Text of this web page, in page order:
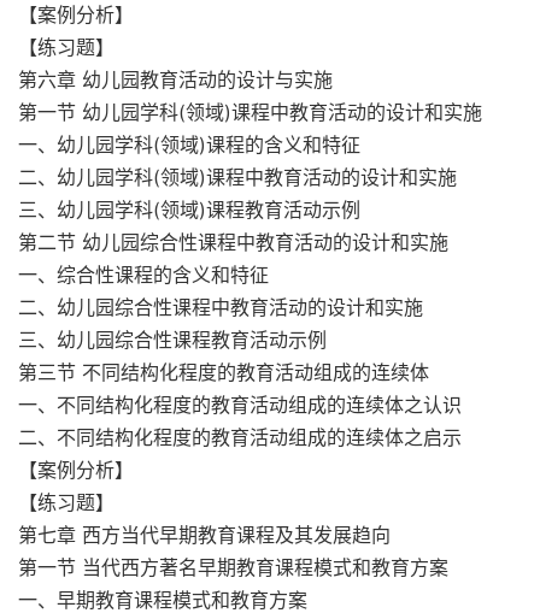
【案例分析】
【练习题】
第六章 幼儿园教育活动的设计与实施
第一节 幼儿园学科(领域)课程中教育活动的设计和实施
一、幼儿园学科(领域)课程的含义和特征
二、幼儿园学科(领域)课程中教育活动的设计和实施
三、幼儿园学科(领域)课程教育活动示例
第二节 幼儿园综合性课程中教育活动的设计和实施
一、综合性课程的含义和特征
二、幼儿园综合性课程中教育活动的设计和实施
三、幼儿园综合性课程教育活动示例
第三节 不同结构化程度的教育活动组成的连续体
一、不同结构化程度的教育活动组成的连续体之认识
二、不同结构化程度的教育活动组成的连续体之启示
【案例分析】
【练习题】
第七章 西方当代早期教育课程及其发展趋向
第一节 当代西方著名早期教育课程模式和教育方案
一、早期教育课程模式和教育方案